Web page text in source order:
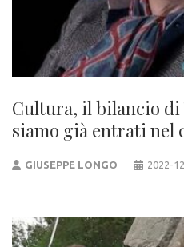
Cultura, il bilancio
siamo già entrati nel
GIUSEPPE LONGO 2022-